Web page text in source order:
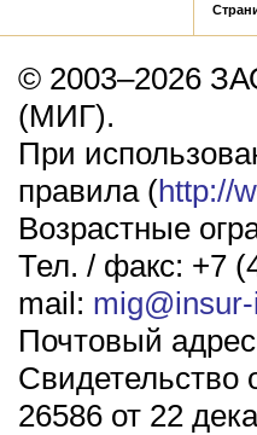
© 2003–2026
(МИГ).
При
правила (http://
Возрастные
Тел. / факс: +7
mail:
Почтовый
26586 от 22